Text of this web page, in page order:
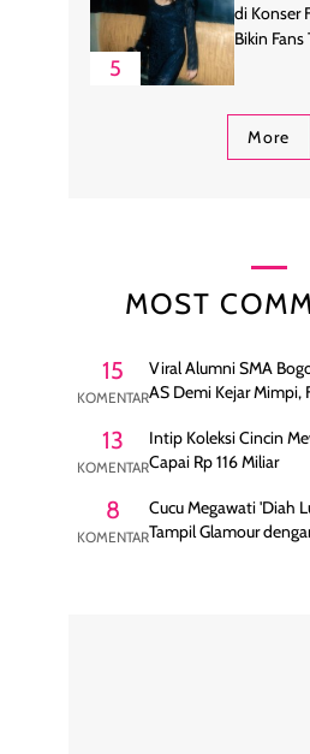
5
di Konser
Bikin Fans
More
MOST
15
KOMENTAR
Viral Alumni SMA
AS Demi Kejar Mimpi,
13
KOMENTAR
Intip Koleksi Cincin
Capai Rp 116 Miliar
8
KOMENTAR
Cucu Megawati 'Diah
Tampil Glamour